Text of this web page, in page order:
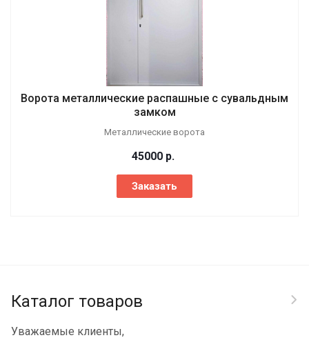
Ворота металлические распашные с сувальдным
замком
Металлические ворота
45000 р.
Заказать
Каталог товаров
Уважаемые клиенты,